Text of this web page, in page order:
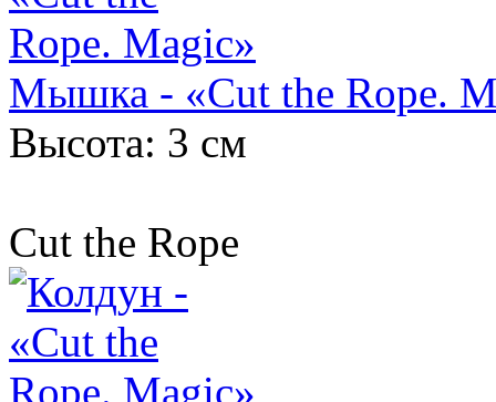
Мышка - «Cut the Rope.
Высота: 3 см
Cut the Rope